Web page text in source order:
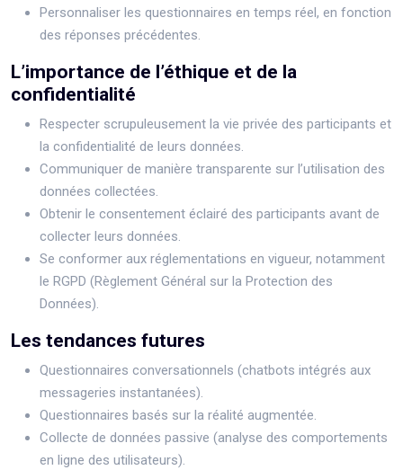
Personnaliser les questionnaires en temps réel, en fonction
des réponses précédentes.
L’importance de l’éthique et de la
confidentialité
Respecter scrupuleusement la vie privée des participants et
la confidentialité de leurs données.
Communiquer de manière transparente sur l’utilisation des
données collectées.
Obtenir le consentement éclairé des participants avant de
collecter leurs données.
Se conformer aux réglementations en vigueur, notamment
le RGPD (Règlement Général sur la Protection des
Données).
Les tendances futures
Questionnaires conversationnels (chatbots intégrés aux
messageries instantanées).
Questionnaires basés sur la réalité augmentée.
Collecte de données passive (analyse des comportements
en ligne des utilisateurs).